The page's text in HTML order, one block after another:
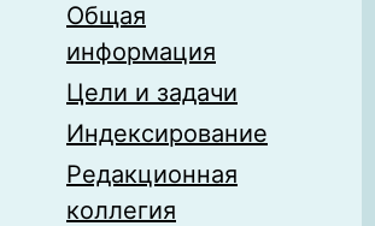
Общая
информация
Цели и задачи
Индексирование
Редакционная
коллегия